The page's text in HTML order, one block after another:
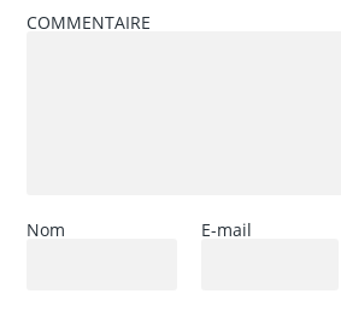
COMMENTAIRE
Nom E-mail